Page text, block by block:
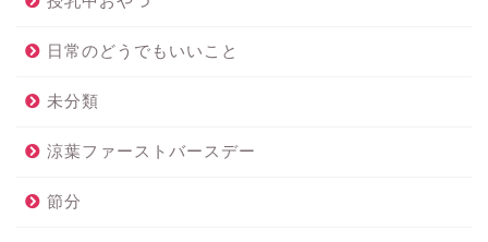
日常のどうでもいいこと
未分類
涼葉ファーストバースデー
節分